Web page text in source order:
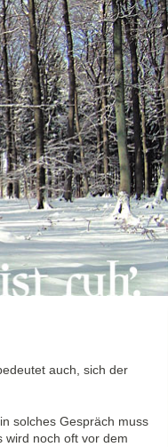
auch, sich der
solches Gespräch muss
wird noch oft vor dem